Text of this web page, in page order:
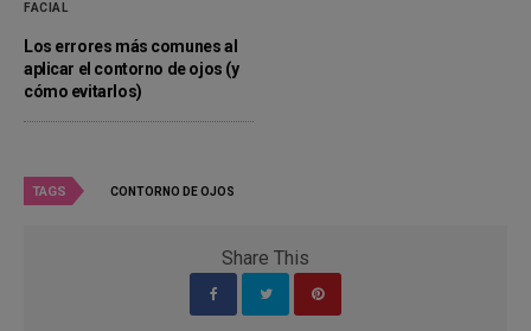
FACIAL
Los errores más comunes al
aplicar el contorno de ojos (y
cómo evitarlos)
TAGS CONTORNO DE OJOS
Share This